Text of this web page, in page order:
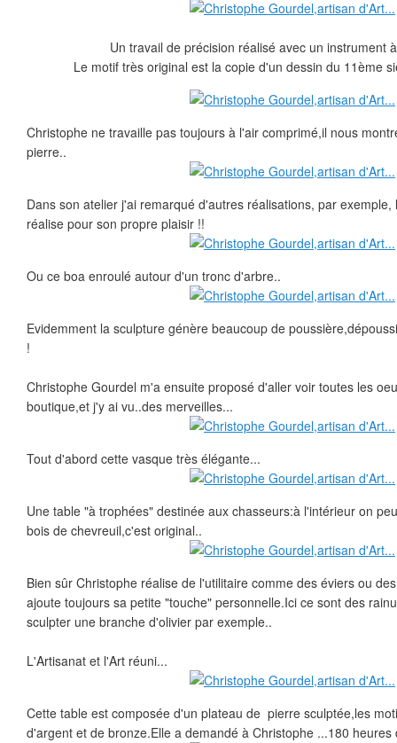
Un travail de précision réalisé avec un instrument
Le motif très original est la copie d'un dessin du 11ème
Christophe ne travaille pas toujours à l'air comprimé,il nous
pierre..
Dans son atelier j'ai remarqué d'autres réalisations, par
réalise pour son propre plaisir !!
Ou ce boa enroulé autour d'un tronc d'arbre..
Evidemment la sculpture génère beaucoup de
!
Christophe Gourdel m'a ensuite proposé d'aller voir toutes les
boutique,et j'y ai vu..des merveilles...
Tout d'abord cette vasque très élégante...
Une table "à trophées" destinée aux chasseurs:à l'intérieur on
bois de chevreuil,c'est original..
Bien sûr Christophe réalise de l'utilitaire comme des éviers ou
ajoute toujours sa petite "touche" personnelle.Ici ce sont des
sculpter une branche d'olivier par exemple..
L'Artisanat et l'Art réuni...
Cette table est composée d'un plateau de pierre sculptée,les
d'argent et de bronze.Elle a demandé à Christophe ...180 heures